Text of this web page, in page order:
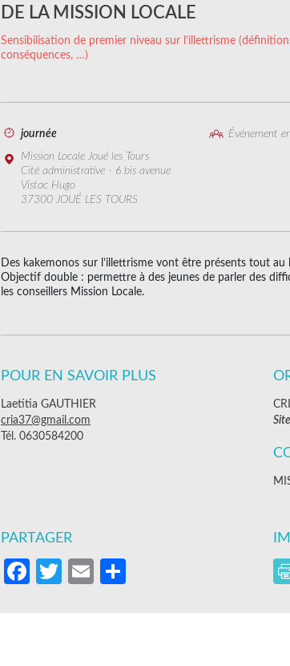
DE LA MISSION LOCALE
Sensibilisation de premier niveau sur l’illettrisme
conséquences, …)
journée
Événement
Mission Locale Joué les Tours
Cité administrative - 6 bis avenue
Vistoc Hugo
37300 JOUÉ LES TOURS
Des kakemonos sur l’illettrisme vont être présents tout au
Objectif double : permettre à des jeunes de parler des
les conseillers Mission Locale.
POUR EN SAVOIR PLUS
Laetitia GAUTHIER
cria37@gmail.com
Tél. 0630584200
PARTAGER
Facebook
Twitter
Email